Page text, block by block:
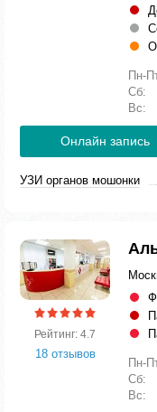
Пн-
Сб:
Вс:
Онлайн запись
УЗИ органов мошонки
Рейтинг: 4.7
18 отзывов
Пн-
Сб:
Вс: